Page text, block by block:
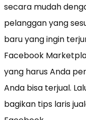
secara mudah
pelanggan yang
baru yang ingin
Facebook
yang harus Anda
Anda bisa terjual.
bagikan tips laris